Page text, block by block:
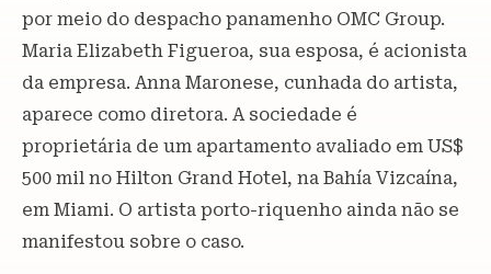
por meio do despacho panamenho OMC Group.
Maria Elizabeth Figueroa, sua esposa, é acionista
da empresa. Anna Maronese, cunhada do artista,
aparece como diretora. A sociedade é
proprietária de um apartamento avaliado em US$
500 mil no Hilton Grand Hotel, na Bahía Vizcaína,
em Miami. O artista porto-riquenho ainda não se
manifestou sobre o caso.